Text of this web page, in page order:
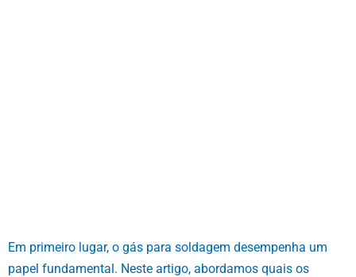
Em primeiro lugar, o gás para soldagem desempenha um
papel fundamental. Neste artigo, abordamos quais os